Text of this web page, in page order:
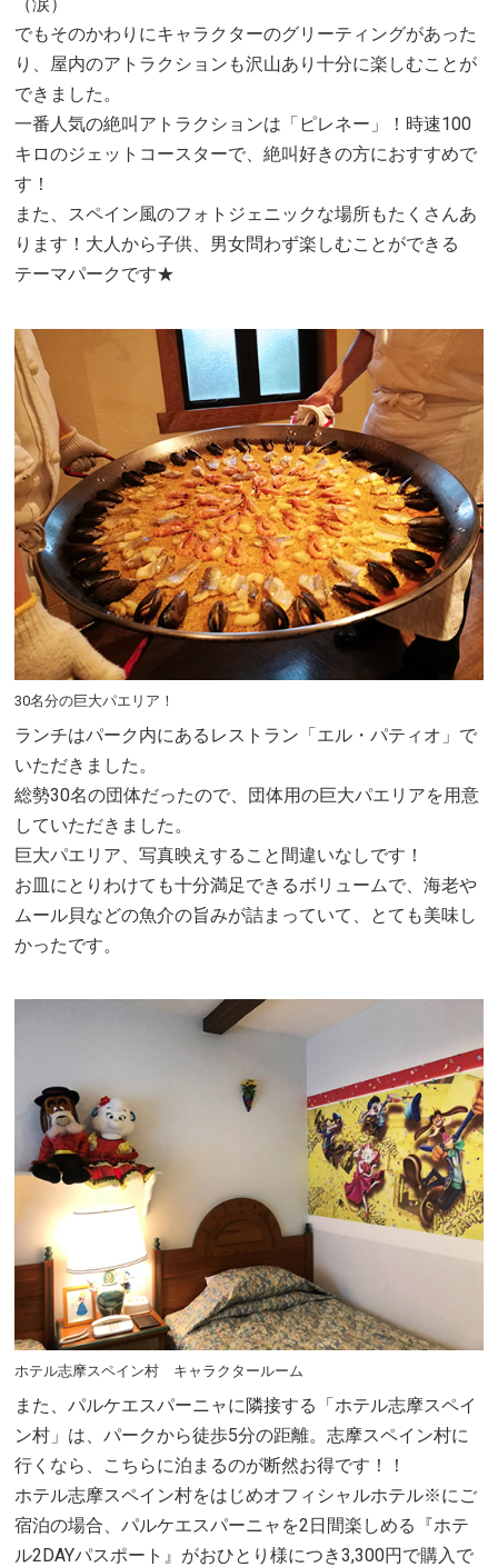
（涙）
でもそのかわりにキャラクターのグリーティングがあった
り、屋内のアトラクションも沢山あり十分に楽しむことが
できました。
一番人気の絶叫アトラクションは「ピレネー」！時速100
キロのジェットコースターで、絶叫好きの方におすすめで
す！
また、スペイン風のフォトジェニックな場所もたくさんあ
ります！大人から子供、男女問わず楽しむことができる
テーマパークです★
30名分の巨大パエリア！
ランチはパーク内にあるレストラン「エル・パティオ」で
いただきました。
総勢30名の団体だったので、団体用の巨大パエリアを用意
していただきました。
巨大パエリア、写真映えすること間違いなしです！
お皿にとりわけても十分満足できるボリュームで、海老や
ムール貝などの魚介の旨みが詰まっていて、とても美味し
かったです。
ホテル志摩スペイン村 キャラクタールーム
また、パルケエスパーニャに隣接する「ホテル志摩スペイ
ン村」は、パークから徒歩5分の距離。志摩スペイン村に
行くなら、こちらに泊まるのが断然お得です！！
ホテル志摩スペイン村をはじめオフィシャルホテル※にご
宿泊の場合、パルケエスパーニャを2日間楽しめる『ホテ
ル2DAYパスポート』がおひとり様につき3,300円で購入で